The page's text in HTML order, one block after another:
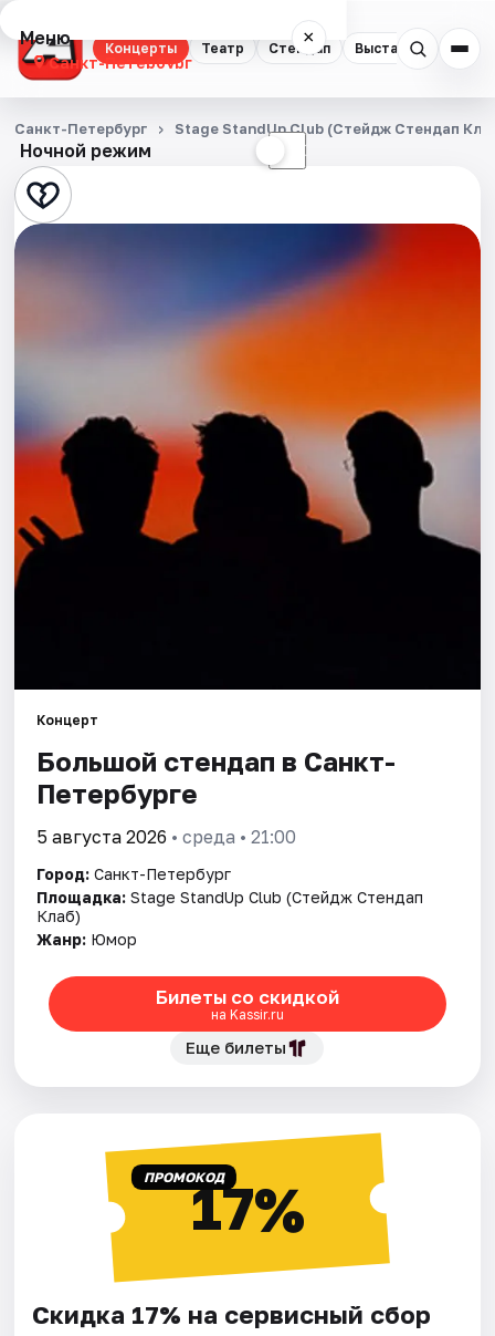
Концерты Театр Стендап Выставки
Меню ×
Санкт-Петербург
Концерты
Театр
Стендап
Спорт
События
Города
Ночной режим ☾
Санкт-Петербург Stage StandUp Club (Стейдж Стендап
Концерт
Большой стендап в Санкт-
Петербурге
5 августа 2026 • среда • 21:00
Город: Санкт-Петербург
Площадка: Stage StandUp Club (Стейдж Стендап
Клаб)
Жанр: Юмор
Билеты со скидкой
на Kassir.ru
Еще билеты
ПРОМОКОД17%
Скидка 17% на сервисный сбор